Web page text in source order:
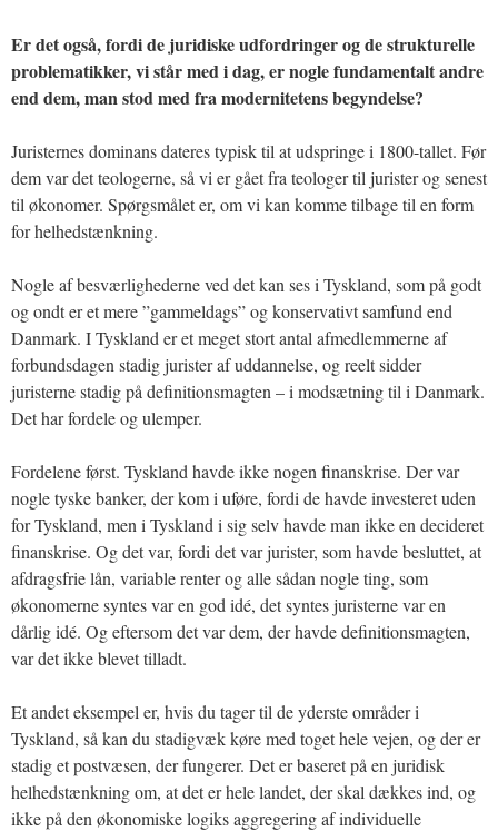
Er det også, fordi de juridiske udfordringer og de strukturelle
problematikker, vi står med i dag, er nogle fundamentalt andre
end dem, man stod med fra modernitetens begyndelse?
Juristernes dominans dateres typisk til at udspringe i 1800-tallet. Før
dem var det teologerne, så vi er gået fra teologer til jurister og senest
til økonomer. Spørgsmålet er, om vi kan komme tilbage til en form
for helhedstænkning.
Nogle af besværlighederne ved det kan ses i Tyskland, som på godt
og ondt er et mere ”gammeldags” og konservativt samfund end
Danmark. I Tyskland er et meget stort antal afmedlemmerne af
forbundsdagen stadig jurister af uddannelse, og reelt sidder
juristerne stadig på definitionsmagten – i modsætning til i Danmark.
Det har fordele og ulemper.
Fordelene først. Tyskland havde ikke nogen finanskrise. Der var
nogle tyske banker, der kom i uføre, fordi de havde investeret uden
for Tyskland, men i Tyskland i sig selv havde man ikke en decideret
finanskrise. Og det var, fordi det var jurister, som havde besluttet, at
afdragsfrie lån, variable renter og alle sådan nogle ting, som
økonomerne syntes var en god idé, det syntes juristerne var en
dårlig idé. Og eftersom det var dem, der havde definitionsmagten,
var det ikke blevet tilladt.
Et andet eksempel er, hvis du tager til de yderste områder i
Tyskland, så kan du stadigvæk køre med toget hele vejen, og der er
stadig et postvæsen, der fungerer. Det er baseret på en juridisk
helhedstænkning om, at det er hele landet, der skal dækkes ind, og
ikke på den økonomiske logiks aggregering af individuelle